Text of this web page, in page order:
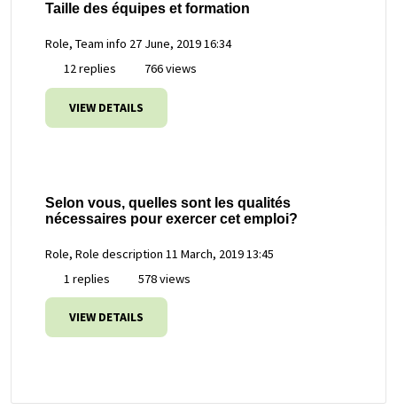
Taille des équipes et formation
Role, Team info 27 June, 2019 16:34
12 replies
766 views
VIEW DETAILS
Selon vous, quelles sont les qualités
nécessaires pour exercer cet emploi?
Role, Role description 11 March, 2019 13:45
1 replies
578 views
VIEW DETAILS